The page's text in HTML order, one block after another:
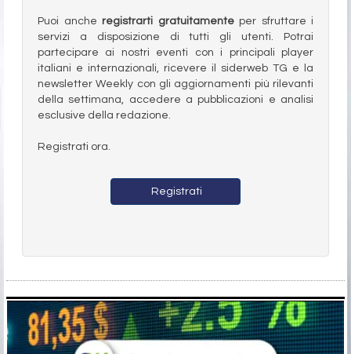
Puoi anche registrarti gratuitamenteper sfruttare i
servizi a disposizione di tutti gli utenti. Potrai
partecipare ai nostri eventi con i principali player
italiani e internazionali, ricevere il siderweb TG e la
newsletter Weekly con gli aggiornamenti più rilevanti
della settimana, accedere a pubblicazioni e analisi
esclusive della redazione.
Registrati ora.
Registrati